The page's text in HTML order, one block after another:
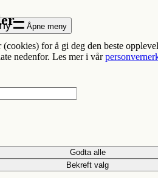
Åpne meny
for å gi deg den beste
nedenfor. Les mer i vår
Godta alle
Bekreft valg